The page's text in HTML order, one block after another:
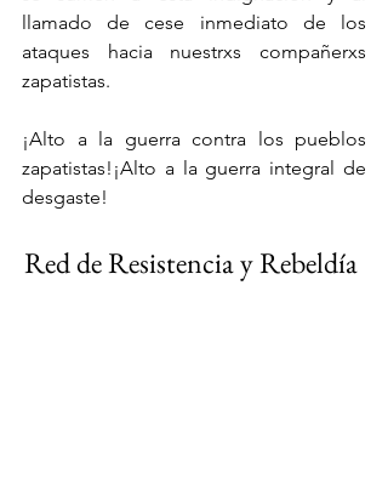
llamado de cese inmediato de los
ataques hacia nuestrxs compañerxs
zapatistas.
¡Alto a la guerra contra los pueblos
zapatistas!¡Alto a la guerra integral de
desgaste!
Red de Resistencia y Rebeldía